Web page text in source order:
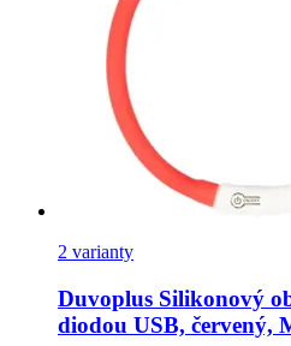
2 varianty
Duvoplus Silikonový
diodou USB, červený,